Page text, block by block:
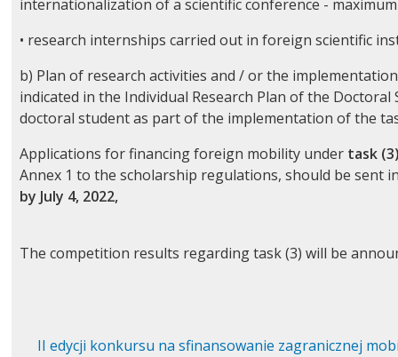
internationalization of a scientific conference -
• research internships carried out in foreign scientific
b) Plan of research activities and / or the
indicated in the Individual Research Plan of the
doctoral student as part of the implementation of the
Applications for financing foreign mobility under task
Annex 1 to the scholarship regulations, should be
by July 4, 2022,
The competition results regarding task (3) will be
II edycji konkursu na sfinansowanie zagranicznej